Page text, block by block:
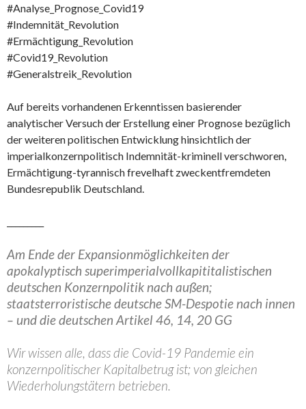
#Analyse_Prognose_Covid19
#Indemnität_Revolution
#Ermächtigung_Revolution
#Covid19_Revolution
#Generalstreik_Revolution
Auf bereits vorhandenen Erkenntissen basierender
analytischer Versuch der Erstellung einer Prognose bezüglich
der weiteren politischen Entwicklung hinsichtlich der
imperialkonzernpolitisch Indemnität-kriminell verschworen,
Ermächtigung-tyrannisch frevelhaft zweckentfremdeten
Bundesrepublik Deutschland.
Am Ende der Expansionmöglichkeiten der
apokalyptisch superimperialvollkapititalistischen
deutschen Konzernpolitik nach außen;
staatsterroristische deutsche SM-Despotie nach innen
– und die deutschen Artikel 46, 14, 20 GG
Wir wissen alle, dass die Covid-19 Pandemie ein
konzernpolitischer Kapitalbetrug ist; von gleichen
Wiederholungstätern betrieben.